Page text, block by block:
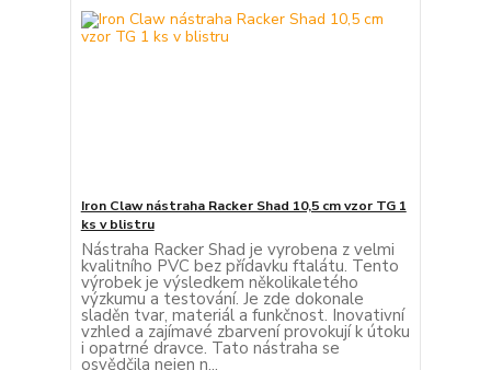
Iron Claw nástraha Racker Shad 10,5 cm vzor TG 1
ks v blistru
Nástraha Racker Shad je vyrobena z velmi
kvalitního PVC bez přídavku ftalátu. Tento
výrobek je výsledkem několikaletého
výzkumu a testování. Je zde dokonale
sladěn tvar, materiál a funkčnost. Inovativní
vzhled a zajímavé zbarvení provokují k útoku
i opatrné dravce. Tato nástraha se
osvědčila nejen n...